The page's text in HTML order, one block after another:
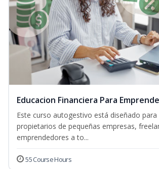
Educacion Financiera Para
Este curso autogestivo está diseñado para
propietarios de pequeñas empresas,
emprendedores a to...
55 Course Hours